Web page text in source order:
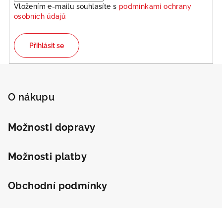
Vložením e-mailu souhlasíte s podmínkami ochrany
osobních údajů
Přihlásit se
O nákupu
Možnosti dopravy
Možnosti platby
Obchodní podmínky